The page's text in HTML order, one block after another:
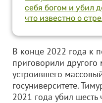
себя богом и убил
что известно о
В конце 2022 года к
приговорили другого
устроившего
госуниверситете.
2021 года убил